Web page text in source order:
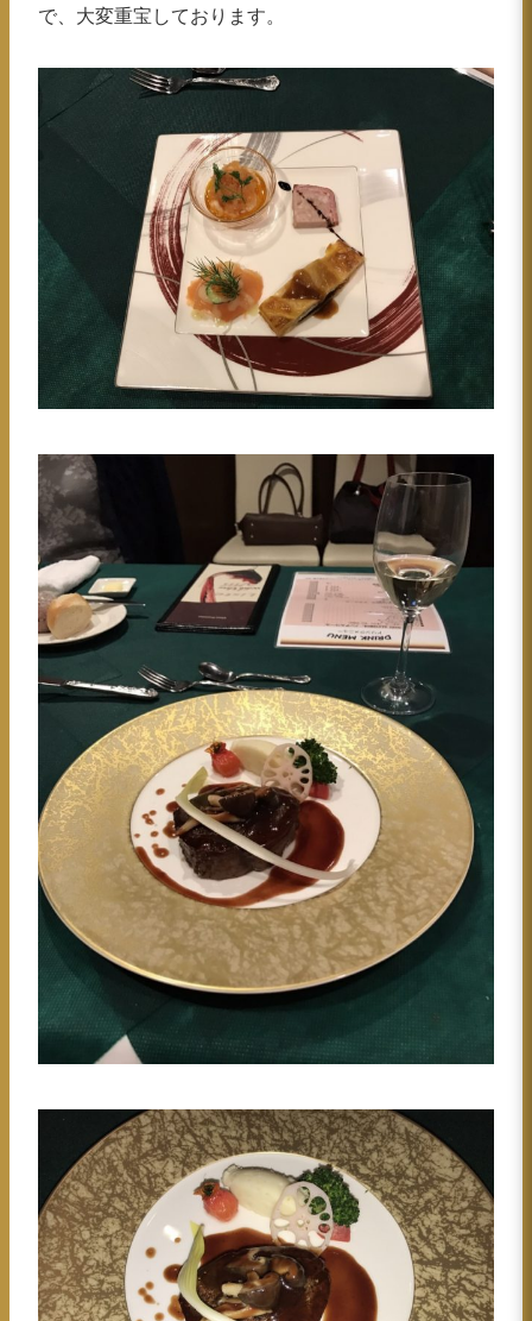
で、大変重宝しております。